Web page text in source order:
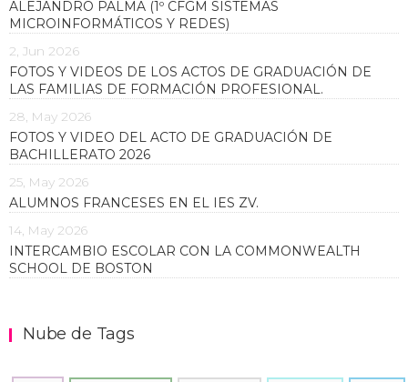
ALEJANDRO PALMA (1º CFGM SISTEMAS
MICROINFORMÁTICOS Y REDES)
2, Jun 2026
FOTOS Y VIDEOS DE LOS ACTOS DE GRADUACIÓN DE
LAS FAMILIAS DE FORMACIÓN PROFESIONAL.
28, May 2026
FOTOS Y VIDEO DEL ACTO DE GRADUACIÓN DE
BACHILLERATO 2026
25, May 2026
ALUMNOS FRANCESES EN EL IES ZV.
14, May 2026
INTERCAMBIO ESCOLAR CON LA COMMONWEALTH
SCHOOL DE BOSTON
Nube de Tags